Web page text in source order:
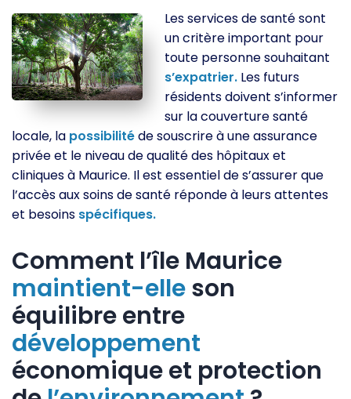
Les services de santé sont
un critère important pour
toute personne souhaitant
s’expatrier. Les futurs
résidents doivent s’informer
sur la couverture santé
locale, la possibilitéde souscrire à une assurance
privée et le niveau de qualité des hôpitaux et
cliniques à Maurice. Il est essentiel de s’assurer que
l’accès aux soins de santé réponde à leurs attentes
et besoins spécifiques.
Comment l’île Maurice
maintient-elleson
équilibre entre
développement
économique et protection